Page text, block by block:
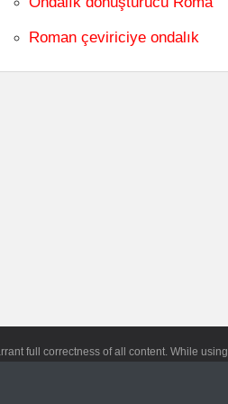
Roman çeviriciye ondalık
full correctness of all content. While